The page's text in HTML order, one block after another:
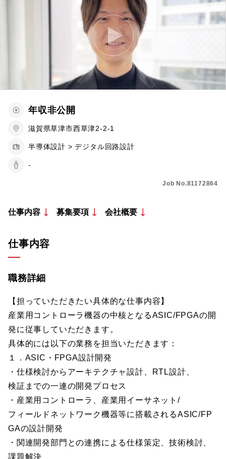
年収非公開
滋賀県草津市西草津2-2-1
半導体設計 > デジタル回路設計
-
Job No.81172864
仕事内容 募集要項 会社概要
仕事内容
職務詳細
【担っていただきたい具体的な仕事内容】
産業用コントローラ機器の中核となるASIC/FPGAの開
発に従事していただきます。
具体的には以下の業務を担当いただきます：
１．ASIC・FPGA設計開発
・仕様検討からアーキテクチャ設計、RTL設計、
検証までの一連の開発プロセス
・産業用コントローラ、産業用イーサネット/
フィールドネットワーク機器等に搭載されるASIC/FP
GAの設計開発
・関連開発部門との連携による仕様策定、技術検討、
課題解決